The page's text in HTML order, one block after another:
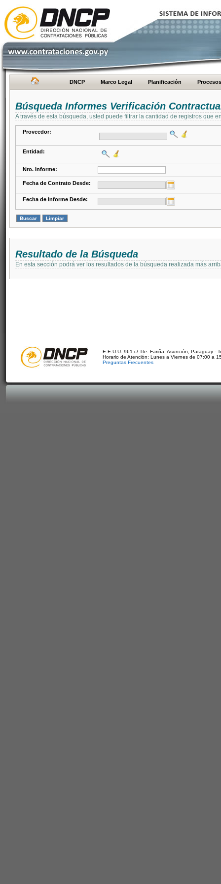
DNCP Marco Legal Planificación Procesos
Búsqueda Informes Verificación
A través de esta búsqueda, usted puede filtrar la cantidad de registros que
Proveedor:
Entidad:
Nro. Informe:
Fecha de Contrato Desde:
Fecha de Informe Desde:
Resultado de la Búsqueda
En esta sección podrá ver los resultados de la búsqueda realizada más
E.E.U.U. 961 c/ Tte. Fariña. Asunción, Paraguay -
Horario de Atención: Lunes a Viernes de 07:00 a
Preguntas Frecuentes